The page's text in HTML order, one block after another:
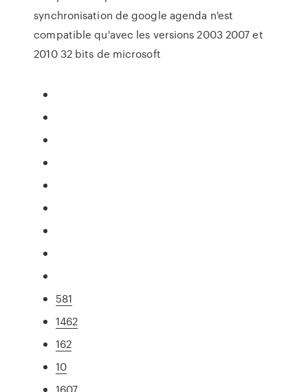
synchronisation de google agenda n'est
compatible qu'avec les versions 2003 2007 et
2010 32 bits de microsoft
581
1462
162
10
1607